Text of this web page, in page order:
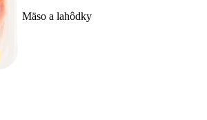
Mäso a lahôdky